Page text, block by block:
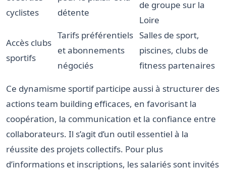
cyclistes
détente
de groupe sur la
Loire
Accès clubs
sportifs
Tarifs préférentiels
et abonnements
négociés
Salles de sport,
piscines, clubs de
fitness partenaires
Ce dynamisme sportif participe aussi à structurer des
actions team building efficaces, en favorisant la
coopération, la communication et la confiance entre
collaborateurs. Il s’agit d’un outil essentiel à la
réussite des projets collectifs. Pour plus
d’informations et inscriptions, les salariés sont invités